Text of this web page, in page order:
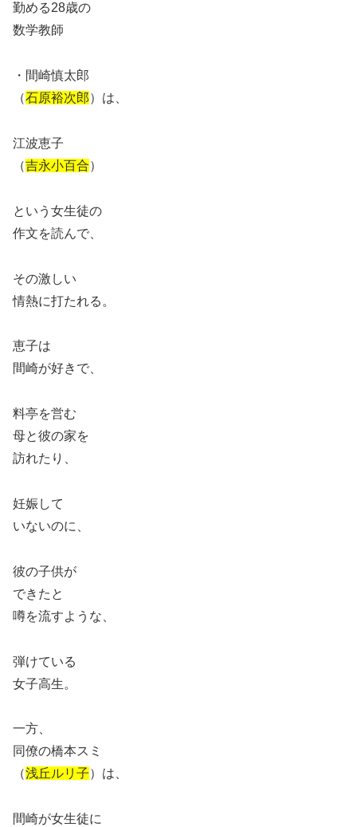
勤める28歳の
数学教師
・間崎慎太郎
（石原裕次郎）は、
江波恵子
（吉永小百合）
という女生徒の
作文を読んで、
その激しい
情熱に打たれる。
恵子は
間崎が好きで、
料亭を営む
母と彼の家を
訪れたり、
妊娠して
いないのに、
彼の子供が
できたと
噂を流すような、
弾けている
女子高生。
一方、
同僚の橋本スミ
（浅丘ルリ子）は、
間崎が女生徒に